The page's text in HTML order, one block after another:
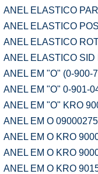
ANEL ELASTICO
ANEL ELASTICO
ANEL ELASTICO
ANEL ELASTICO
ANEL EM "O" (0-900-
ANEL EM "O" 0-901-
ANEL EM "O" KRO
ANEL EM O
ANEL EM O KRO
ANEL EM O KRO
ANEL EM O KRO